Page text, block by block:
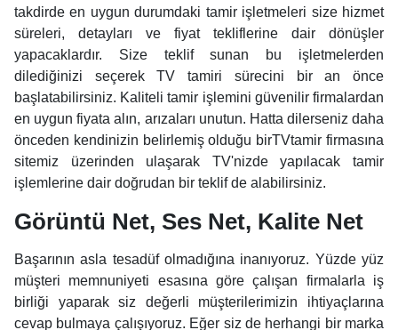
takdirde en uygun durumdaki tamir işletmeleri size hizmet
süreleri, detayları ve fiyat tekliflerine dair dönüşler
yapacaklardır. Size teklif sunan bu işletmelerden
dilediğinizi seçerek TV tamiri sürecini bir an önce
başlatabilirsiniz. Kaliteli tamir işlemini güvenilir firmalardan
en uygun fiyata alın, arızaları unutun. Hatta dilerseniz daha
önceden kendinizin belirlemiş olduğu birTVtamir firmasına
sitemiz üzerinden ulaşarak TV'nizde yapılacak tamir
işlemlerine dair doğrudan bir teklif de alabilirsiniz.
Görüntü Net, Ses Net, Kalite Net
Başarının asla tesadüf olmadığına inanıyoruz. Yüzde yüz
müşteri memnuniyeti esasına göre çalışan firmalarla iş
birliği yaparak siz değerli müşterilerimizin ihtiyaçlarına
cevap bulmaya çalışıyoruz. Eğer siz de herhangi bir marka